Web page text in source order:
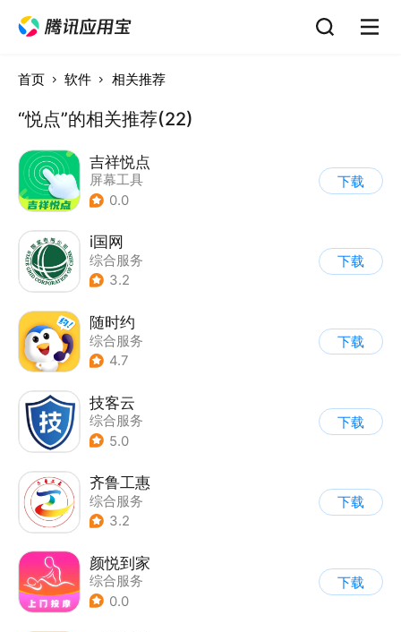
首页 软件 相关推荐
“悦点”的相关推荐(22)
吉祥悦点
屏幕工具
0.0
下载
i国网
综合服务
3.2
下载
随时约
综合服务
4.7
下载
技客云
综合服务
5.0
下载
齐鲁工惠
综合服务
3.2
下载
颜悦到家
综合服务
0.0
下载